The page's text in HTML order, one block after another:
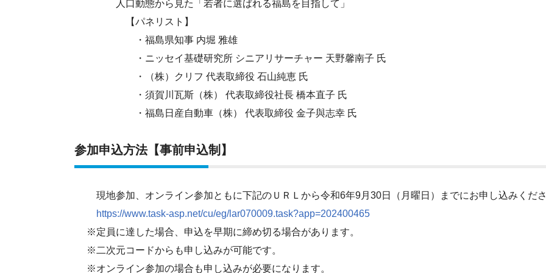
人口動態から見た「若者に選ばれる福島を目指して」
【パネリスト】
・福島県知事 内堀 雅雄
・ニッセイ基礎研究所 シニアリサーチャー 天野馨南子 氏
・（株）クリフ 代表取締役 石山純恵 氏
・須賀川瓦斯（株） 代表取締役社長 橋本直子 氏
・福島日産自動車（株） 代表取締役 金子與志幸 氏
参加申込方法【事前申込制】
現地参加、オンライン参加ともに下記のＵＲＬから令和6年9月30日（月曜日）までにお申し込みくだ
https://www.task-asp.net/cu/eg/lar070009.task?app=202400465
※定員に達した場合、申込を早期に締め切る場合があります。
※二次元コードからも申し込みが可能です。
※オンライン参加の場合も申し込みが必要になります。